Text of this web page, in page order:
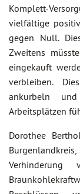
Komplett-
vielfältige
gegen Null.
Zweitens
eingekauft
verbleiben.
ankurbeln
Arbeitsplätzen
Dorothee
Verhinderung